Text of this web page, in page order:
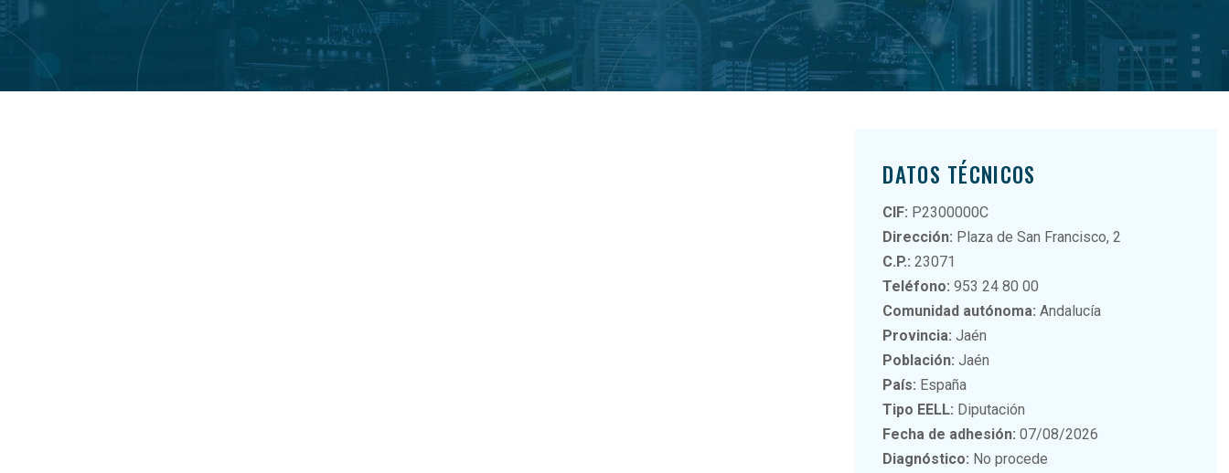
DATOS TÉCNICOS
CIF: P2300000C
Dirección: Plaza de San Francisco, 2
C.P.: 23071
Teléfono: 953 24 80 00
Comunidad autónoma: Andalucía
Provincia: Jaén
Población: Jaén
País: España
Tipo EELL: Diputación
Fecha de adhesión: 07/08/2026
Diagnóstico: No procede